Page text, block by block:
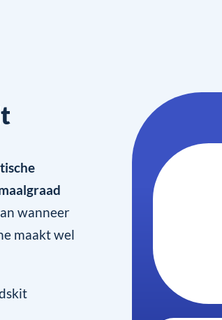
wanneer
maakt wel